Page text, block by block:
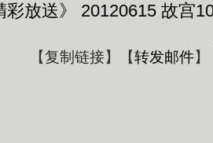
放送》 20120615 故宫
【复制链接】【转发邮件】